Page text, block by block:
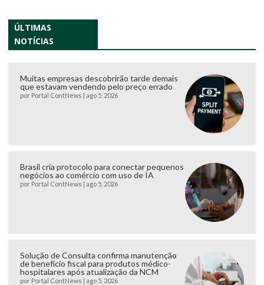
ÚLTIMAS
NOTÍCIAS
Muitas empresas descobrirão tarde demais
que estavam vendendo pelo preço errado
por Portal ContNews | ago 5, 2026
Brasil cria protocolo para conectar pequenos
negócios ao comércio com uso de IA
por Portal ContNews | ago 5, 2026
Solução de Consulta confirma manutenção
de benefício fiscal para produtos médico-
hospitalares após atualização da NCM
por Portal ContNews | ago 5, 2026